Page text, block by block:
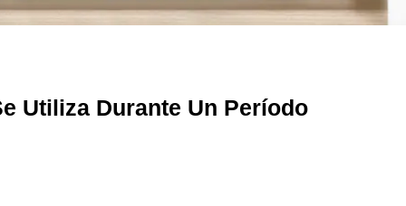
Utiliza Durante Un Período